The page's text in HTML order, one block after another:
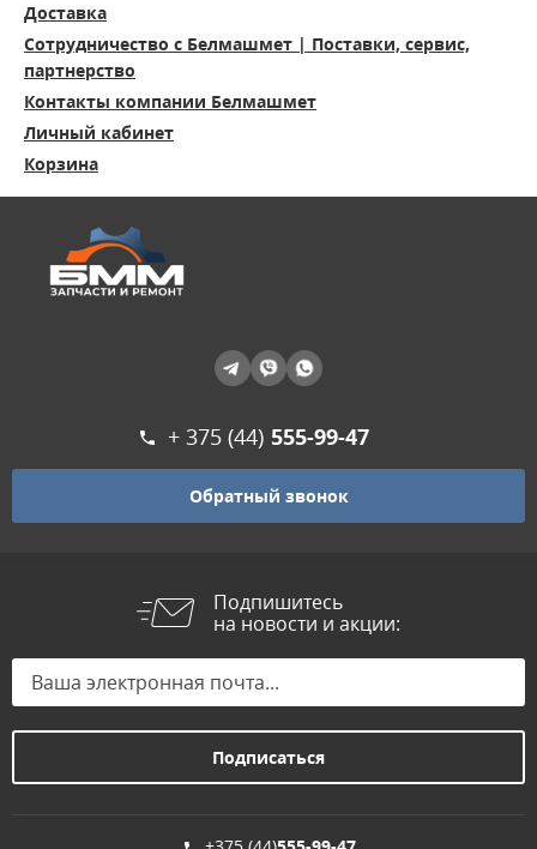
Доставка
Сотрудничество с Белмашмет | Поставки, сервис,
партнерство
Контакты компании Белмашмет
Личный кабинет
Корзина
+ 375 (44) 555-99-47
Обратный звонок
Подпишитесь
на новости и акции: